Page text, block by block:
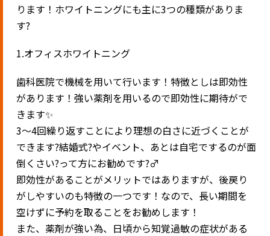
ります！ホワイトニングにも主に3つの種類がありま
す?
1.オフィスホワイトニング
歯科医院で機械を用いて行います！特徴としは即効性
があります！強い薬剤を用いるので即効性に期待がで
きます✨
3〜4回繰り返すことにより理想の白さに近づくことが
できます?結婚式?やイベント、あとは自宅でするのが面
倒くさい?って方にお勧めです?‍♂️
即効性があることがメリットではありますが、後戻り
がしやすいのも特徴の一つです！なので、長い期間を
空けずに予約を取ることをお勧めします！
また、薬剤が強い為、日頃から知覚過敏の症状がある